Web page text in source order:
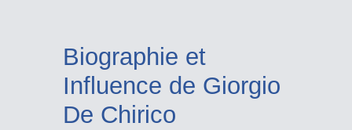
Biographie et
Influence de Giorgio
De Chirico